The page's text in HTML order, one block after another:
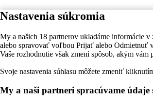
Nastavenia súkromia
My a našich 18 partnerov ukladáme informácie
alebo spravovať voľbou Prijať alebo Odmietnuť
Vaše rozhodnutie však zmení spôsob, akým vám
Svoje nastavenia súhlasu môžete zmeniť
My a naši partneri spracúvame údaje